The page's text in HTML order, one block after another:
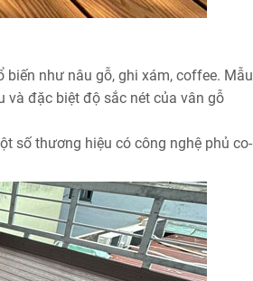
như nâu gỗ, ghi xám, coffee. Mẫu
và đặc biệt độ sắc nét của vân gỗ
số thương hiệu có công nghệ phủ co-